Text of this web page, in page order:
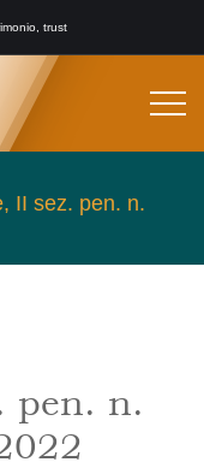
trust
II sez. pen. n.
pen. n.